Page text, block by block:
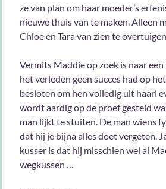
ze van plan om haar moeder’s
nieuwe thuis van te maken. Alleen
Chloe en Tara van zien te
Vermits Maddie op zoek is naar
het verleden geen succes had op
besloten om hen volledig uit haarl
wordt aardig op de proef gesteld
man lijkt te stuiten. De man wiens
dat hij je bijna alles doet vergeten.
kusser is dat hij misschien wel al
wegkussen …